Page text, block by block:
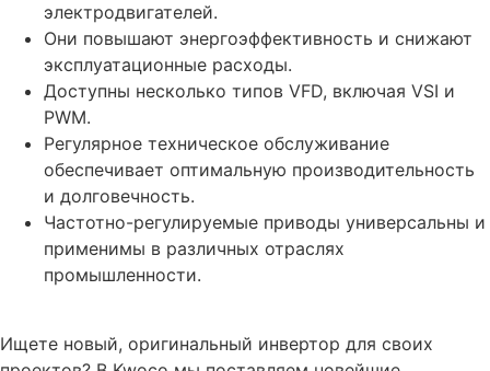
электродвигателей.
Они повышают энергоэффективность и снижают
эксплуатационные расходы.
Доступны несколько типов VFD, включая VSI и
PWM.
Регулярное техническое обслуживание
обеспечивает оптимальную производительность
и долговечность.
Частотно-регулируемые приводы универсальны и
применимы в различных отраслях
промышленности.
Ищете новый, оригинальный инвертор для своих